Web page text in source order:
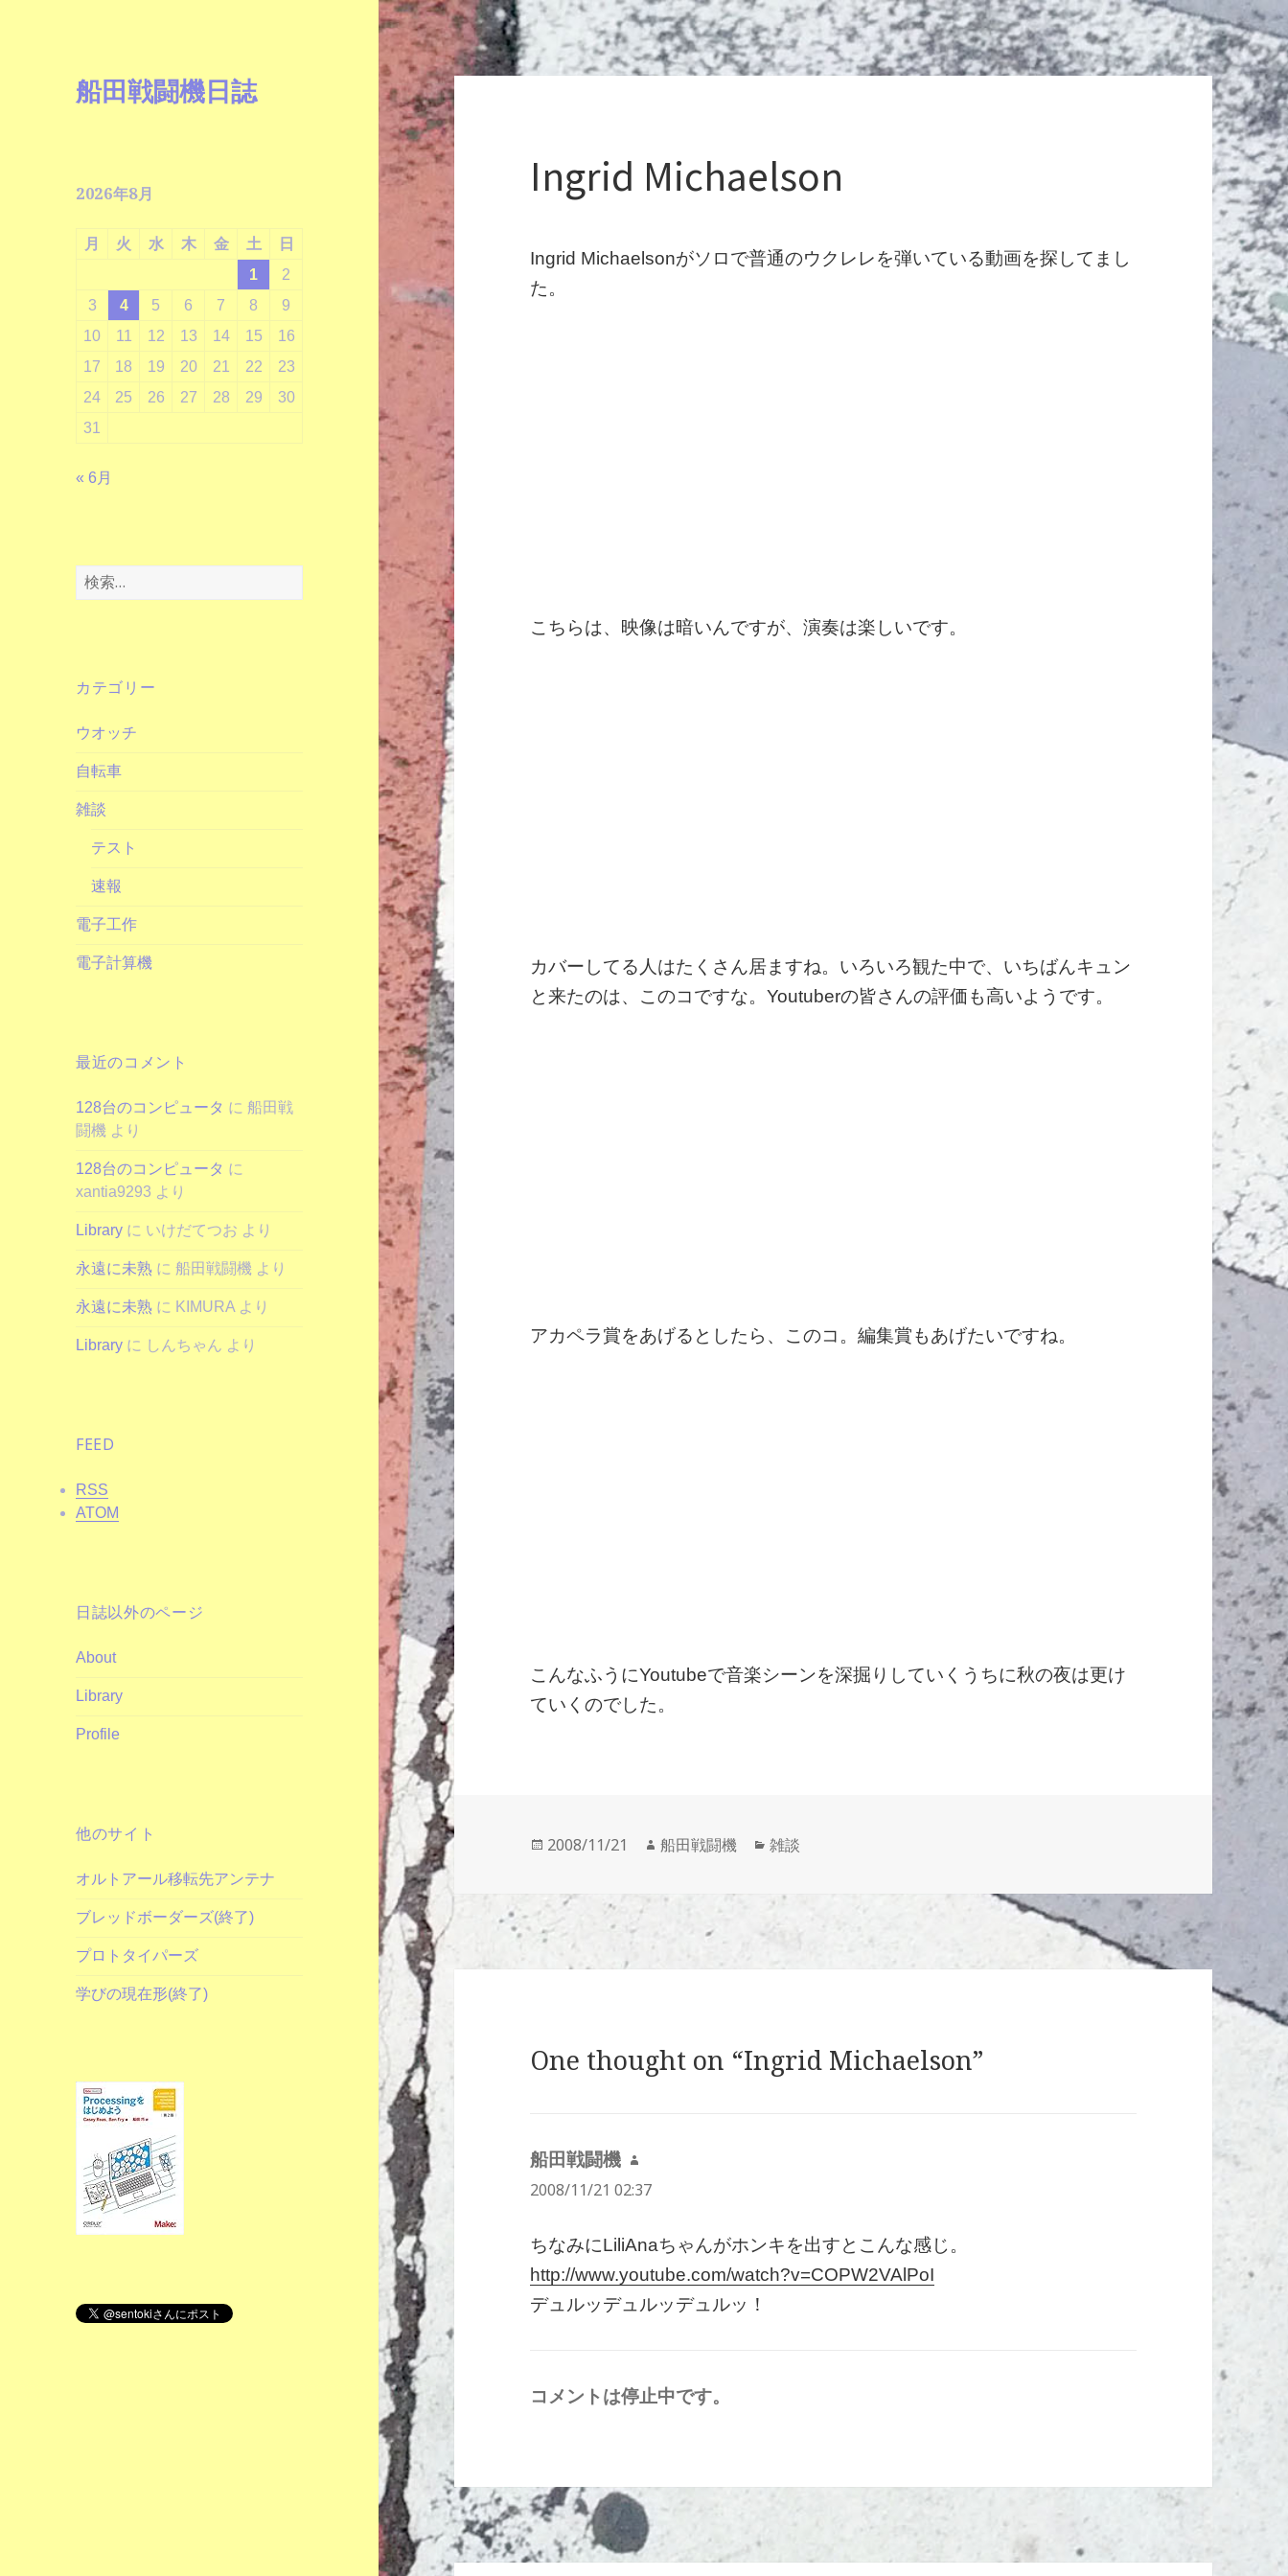
船田戦闘機日誌
2026年8月
月 火 水 木 金 土
日
1
2
3
4 5 6 7 8
9
10
11 12 13 14 15
16
17
18 19 20 21 22
23
24
25 26 27 28 29
30
31
« 6月
検
索:
カテゴリー
ウオッチ
自転車
雑談
テスト
速報
電子工作
電子計算機
最近のコメント
128台のコンピュータ に船田戦
闘機 より
128台のコンピュータ に
xantia9293 より
Library に いけだてつお より
永遠に未熟 に船田戦闘機 より
永遠に未熟 に KIMURA より
Library に しんちゃん より
FEED
RSS
ATOM
日誌以外のページ
About
Library
Profile
他のサイト
オルトアール移転先アンテナ
ブレッドボーダーズ(終了)
プロトタイパーズ
学びの現在形(終了)
Ingrid Michaelson
Ingrid Michaelsonがソロで普通のウクレレを弾いている動画を探してまし
た。
こちらは、映像は暗いんですが、演奏は楽しいです。
カバーしてる人はたくさん居ますね。いろいろ観た中で、いちばんキュン
と来たのは、このコですな。Youtuberの皆さんの評価も高いようです。
アカペラ賞をあげるとしたら、このコ。編集賞もあげたいですね。
こんなふうにYoutubeで音楽シーンを深掘りしていくうちに秋の夜は更け
ていくのでした。
投
日:
2008/11/21
作
船田戦闘機
カ
ゴ
雑談
One thought on “Ingrid Michaelson”
船田戦闘機
よ
り:
2008/11/21 02:37
ちなみにLiliAnaちゃんがホンキを出すとこんな感じ。
http://www.youtube.com/watch?v=COPW2VAlPoI
デュルッデュルッデュルッ！
コメントは停止中です。